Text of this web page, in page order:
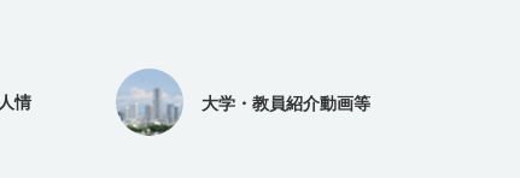
情
大学・教員紹介動画等